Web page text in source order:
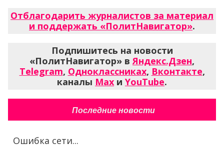
Отблагодарить журналистов за материал
и поддержать «ПолитНавигатор».
Подпишитесь на новости
«ПолитНавигатор» вЯндекс.Дзен,
Telegram, Одноклассниках, Вконтакте,
каналы Max и YouTube.
Последние новости
Ошибка сети...